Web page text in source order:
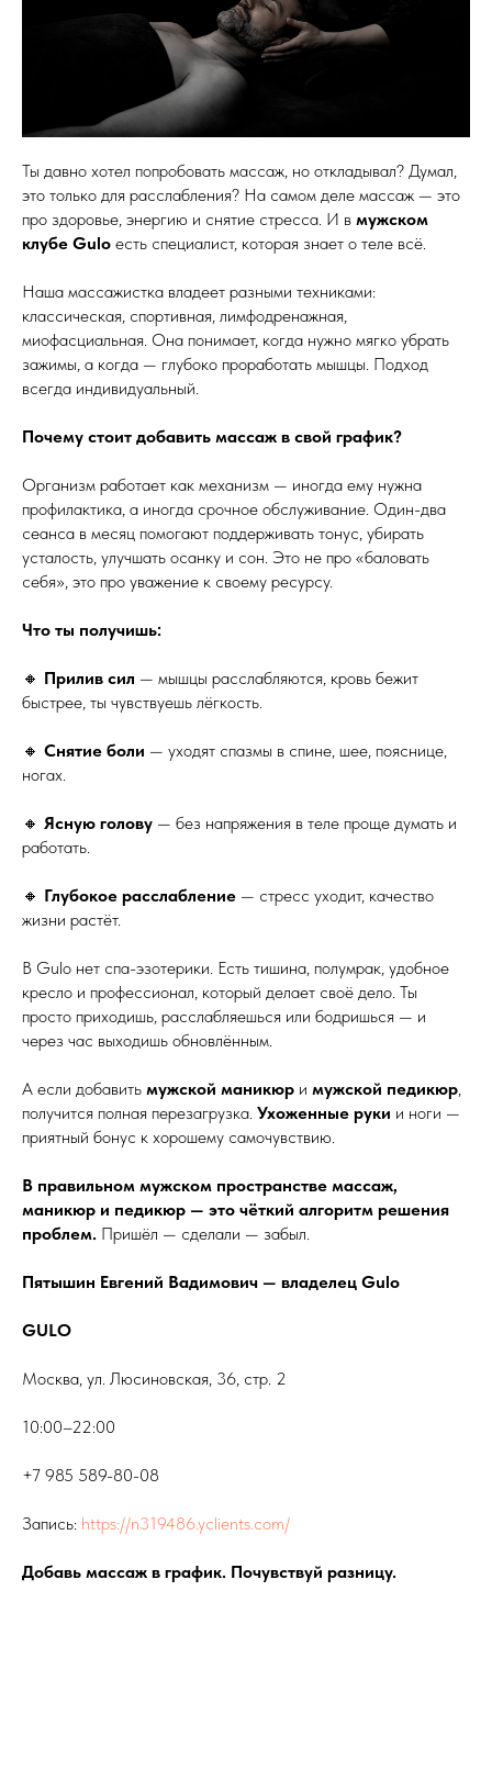
Ты давно хотел попробовать массаж, но откладывал? Думал,
это только для расслабления? На самом деле массаж — это
про здоровье, энергию и снятие стресса. И в мужском
клубе Gulo есть специалист, которая знает о теле всё.
Наша массажистка владеет разными техниками:
классическая, спортивная, лимфодренажная,
миофасциальная. Она понимает, когда нужно мягко убрать
зажимы, а когда — глубоко проработать мышцы. Подход
всегда индивидуальный.
Почему стоит добавить массаж в свой график?
Организм работает как механизм — иногда ему нужна
профилактика, а иногда срочное обслуживание. Один-два
сеанса в месяц помогают поддерживать тонус, убирать
усталость, улучшать осанку и сон. Это не про «баловать
себя», это про уважение к своему ресурсу.
Что ты получишь:
🔸 Прилив сил — мышцы расслабляются, кровь бежит
быстрее, ты чувствуешь лёгкость.
🔸 Снятие боли — уходят спазмы в спине, шее, пояснице,
ногах.
🔸 Ясную голову — без напряжения в теле проще думать и
работать.
🔸 Глубокое расслабление — стресс уходит, качество
жизни растёт.
В Gulo нет спа-эзотерики. Есть тишина, полумрак, удобное
кресло и профессионал, который делает своё дело. Ты
просто приходишь, расслабляешься или бодришься — и
через час выходишь обновлённым.
А если добавить мужской маникюр и мужской педикюр,
получится полная перезагрузка. Ухоженные руки и ноги —
приятный бонус к хорошему самочувствию.
В правильном мужском пространстве массаж,
маникюр и педикюр — это чёткий алгоритм решения
проблем. Пришёл — сделали — забыл.
Пятышин Евгений Вадимович — владелец Gulo
GULO
Москва, ул. Люсиновская, 36, стр. 2
10:00–22:00
+7 985 589-80-08
Запись: https://n319486.yclients.com/
Добавь массаж в график. Почувствуй разницу.